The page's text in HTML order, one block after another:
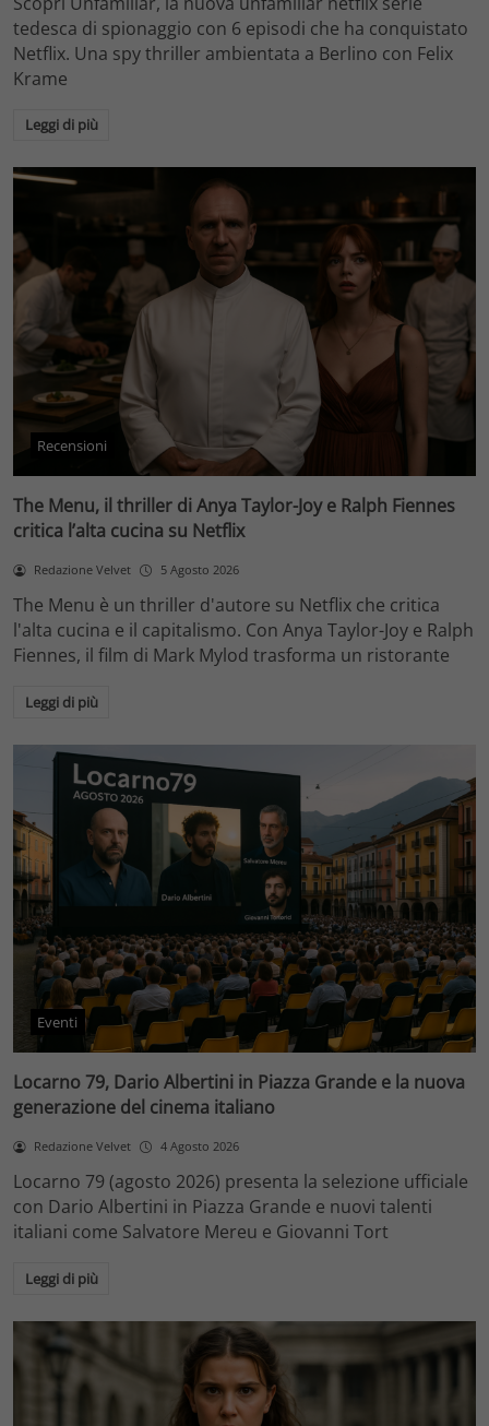
tedesca di spionaggio con 6 episodi che ha conquistato
Netflix. Una spy thriller ambientata a Berlino con Felix
Krame
Leggi di più
Recensioni
The Menu, il thriller di Anya Taylor-Joy e Ralph Fiennes
critica l’alta cucina su Netflix
Redazione Velvet 5 Agosto 2026
The Menu è un thriller d'autore su Netflix che critica
l'alta cucina e il capitalismo. Con Anya Taylor-Joy e Ralph
Fiennes, il film di Mark Mylod trasforma un ristorante
Leggi di più
Eventi
Locarno 79, Dario Albertini in Piazza Grande e la nuova
generazione del cinema italiano
Redazione Velvet 4 Agosto 2026
Locarno 79 (agosto 2026) presenta la selezione ufficiale
con Dario Albertini in Piazza Grande e nuovi talenti
italiani come Salvatore Mereu e Giovanni Tort
Leggi di più